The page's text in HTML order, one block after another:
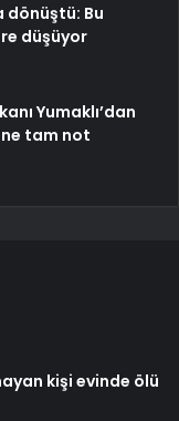
dönüştü: Bu
düşüyor
Yumaklı’dan
tam not
kişi evinde ölü